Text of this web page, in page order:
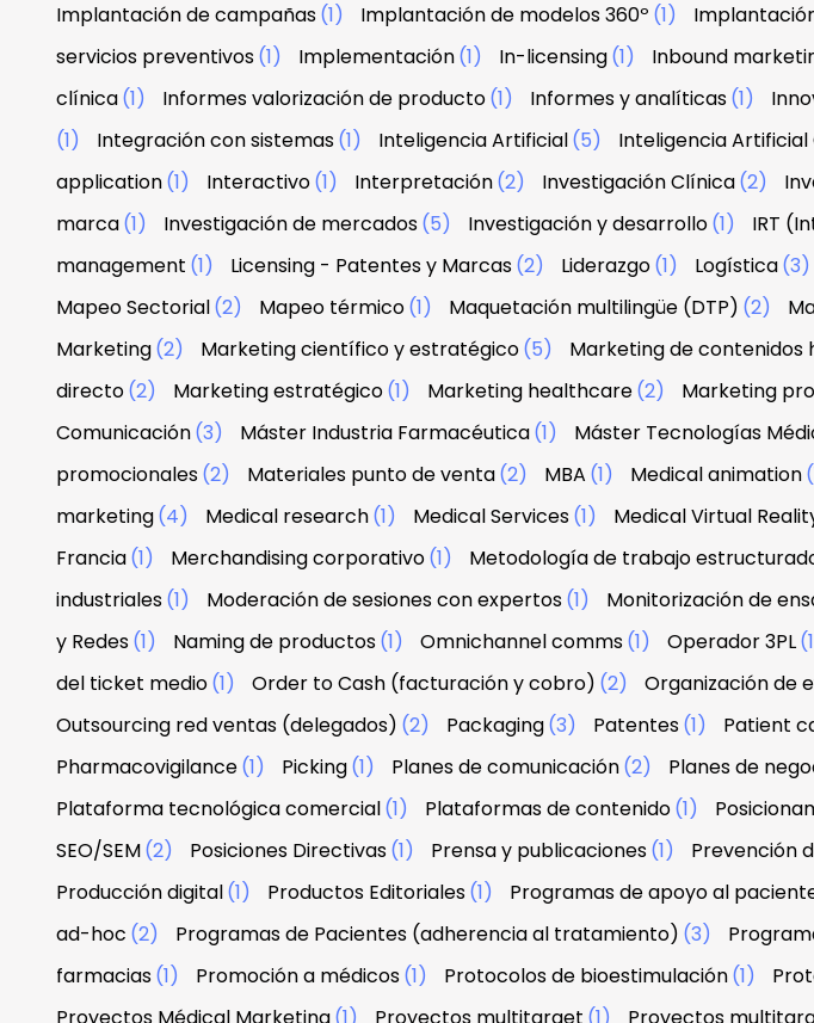
Implantación de campañas(1) Implantación de modelos 360º (1)
servicios preventivos(1) Implementación(1) In-licensing(1) Inbound
clínica(1) Informes valorización de producto(1) Informes y analíticas(1)
(1)
Integración con sistemas(1) Inteligencia Artificial(5) Inteligencia
application(1) Interactivo(1) Interpretación(2) Investigación Clínica(2)
marca(1) Investigación de mercados(5) Investigación y desarrollo(1) IRT
management (1) Licensing - Patentes y Marcas(2) Liderazgo(1) Logística(3)
Mapeo Sectorial(2) Mapeo térmico(1) Maquetación multilingüe (DTP) (2)
Marketing(2) Marketing científico y estratégico(5) Marketing de contenidos
directo(2) Marketing estratégico(1) Marketing healthcare(2) Marketing
Comunicación(3) Máster Industria Farmacéutica(1) Máster Tecnologías
promocionales(2) Materiales punto de venta(2) MBA (1) Medical animation
marketing(4) Medical research(1) Medical Services(1) Medical Virtual
Francia(1) Merchandising corporativo(1) Metodología de trabajo
industriales(1) Moderación de sesiones con expertos(1) Monitorización de
y Redes(1) Naming de productos(1) Omnichannel comms(1) Operador 3PL
del ticket medio(1) Order to Cash (facturación y cobro) (2) Organización de
Outsourcing red ventas (delegados) (2) Packaging(3) Patentes(1) Patient
Pharmacovigilance(1) Picking(1) Planes de comunicación(2) Planes de
Plataforma tecnológica comercial(1) Plataformas de contenido(1)
SEO/SEM(2) Posiciones Directivas(1) Prensa y publicaciones(1) Prevención
Producción digital(1) Productos Editoriales(1) Programas de apoyo al
ad-hoc (2) Programas de Pacientes (adherencia al tratamiento) (3)
farmacias(1) Promoción a médicos(1) Protocolos de bioestimulación(1)